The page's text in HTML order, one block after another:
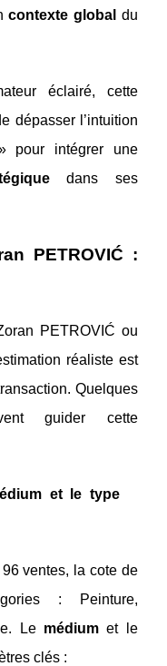
contexte global du
éclairé, cette
dépasser l’intuition
intégrer une
dans ses
PETROVIĆ :
PETROVIĆ ou
réaliste est
Quelques
guider cette
et le type
ventes, la cote de
: Peinture,
Le médiumet le
clés :